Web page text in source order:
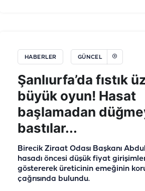
HABERLER GÜNCEL
Şanlıurfa’da fıstık
büyük oyun! Hasat
başlamadan
bastılar...
Birecik Ziraat Odası Başkanı
hasadı öncesi düşük fiyat
göstererek üreticinin emeğinin
çağrısında bulundu.